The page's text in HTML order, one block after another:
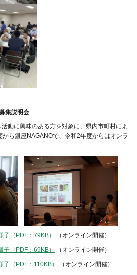
集説明会
動に興味のある方を対象に、県内市町村によ
ら銀座NAGANOで、令和2年度からはオンラ
（PDF：79KB） （オンライン開催）
（PDF：69KB） （オンライン開催）
（PDF：110KB） （オンライン開催）